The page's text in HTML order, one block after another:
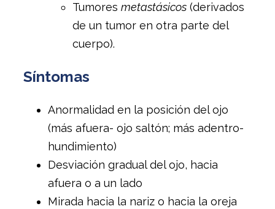
Tumores metastásicos (derivados
de un tumor en otra parte del
cuerpo).
Síntomas
Anormalidad en la posición del ojo
(más afuera- ojo saltón; más adentro-
hundimiento)
Desviación gradual del ojo, hacia
afuera o a un lado
Mirada hacia la nariz o hacia la oreja